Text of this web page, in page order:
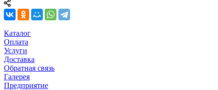
Каталог
Оплата
Услуги
Доставка
Обратная связь
Галерея
Предприятие